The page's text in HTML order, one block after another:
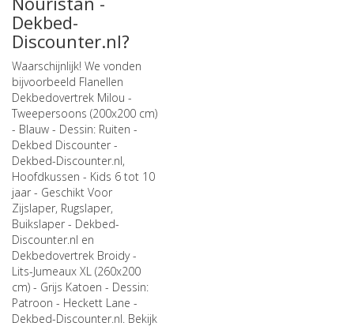
Dekbed-
Discounter.nl?
Waarschijnlijk! We vonden
bijvoorbeeld Flanellen
Dekbedovertrek Milou -
Tweepersoons (200x200 cm)
- Blauw - Dessin: Ruiten -
Dekbed Discounter -
Dekbed-Discounter.nl,
Hoofdkussen - Kids 6 tot 10
jaar - Geschikt Voor
Zijslaper, Rugslaper,
Buikslaper - Dekbed-
Discounter.nl en
Dekbedovertrek Broidy -
Lits-Jumeaux XL (260x200
cm) - Grijs Katoen - Dessin:
Patroon - Heckett Lane -
Dekbed-Discounter.nl. Bekijk